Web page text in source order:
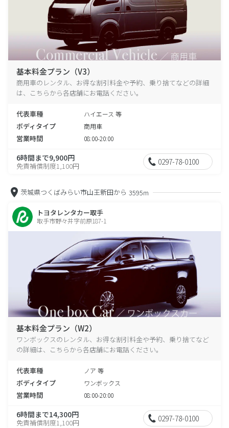
基本料金プラン（V3）
商用車のレンタル、お得な割引料金や予約、乗り捨てなどの詳細
は、こちらから各店舗にお電話ください。
代表車種 ハイエース 等
ボディタイプ 商用車
営業時間 08:00-20:00
6時間まで9,900円
免責補償制度1,100円 0297-78-0100
茨城県つくばみらい市山王新田から 3595m
トヨタレンタカー取手
取手市野々井字前原187-1
基本料金プラン（W2）
ワンボックスのレンタル、お得な割引料金や予約、乗り捨てなど
の詳細は、こちらから各店舗にお電話ください。
代表車種 ノア 等
ボディタイプ ワンボックス
営業時間 08:00-20:00
6時間まで14,300円
免責補償制度1,100円 0297-78-0100